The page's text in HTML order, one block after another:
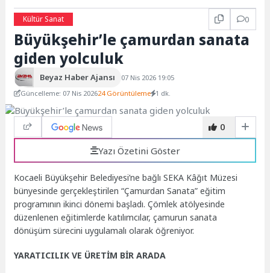
Kültür Sanat
0
Büyükşehir’le çamurdan sanata
giden yolculuk
Beyaz Haber Ajansı
07 Nis 2026 19:05
Güncelleme: 07 Nis 202624 Görüntüleme 1 dk.
0
Yazı Özetini Göster
Kocaeli Büyükşehir Belediyesi’ne bağlı SEKA Kâğıt Müzesi
bünyesinde gerçekleştirilen “Çamurdan Sanata” eğitim
programının ikinci dönemi başladı. Çömlek atölyesinde
düzenlenen eğitimlerde katılımcılar, çamurun sanata
dönüşüm sürecini uygulamalı olarak öğreniyor.
YARATICILIK VE ÜRETİM BİR ARADA